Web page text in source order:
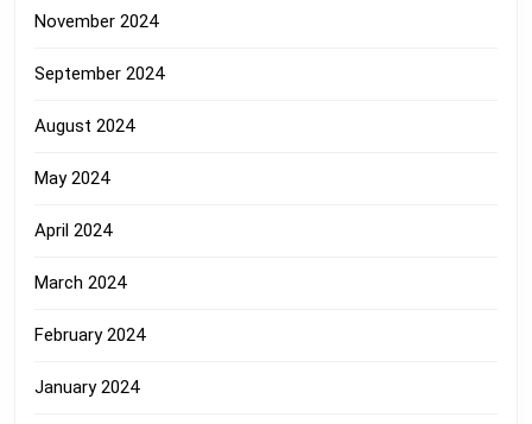
November 2024
September 2024
August 2024
May 2024
April 2024
March 2024
February 2024
January 2024